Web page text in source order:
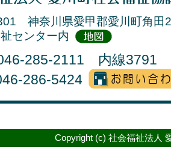
神奈川県愛甲郡愛川町角田
センター内
285-2111 内線
286-5424
Copyright (c) 社会福祉法人